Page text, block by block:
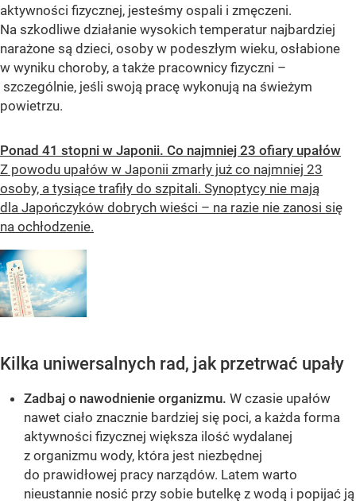
aktywności fizycznej, jesteśmy ospali i zmęczeni.
Na szkodliwe działanie wysokich temperatur najbardziej
narażone są dzieci, osoby w podeszłym wieku, osłabione
w wyniku choroby, a także pracownicy fizyczni –
szczególnie, jeśli swoją pracę wykonują na świeżym
powietrzu.
Ponad 41 stopni w Japonii. Co najmniej 23 ofiary upałów
Z powodu upałów w Japonii zmarły już co najmniej 23
osoby, a tysiące trafiły do szpitali. Synoptycy nie mają
dla Japończyków dobrych wieści – na razie nie zanosi się
na ochłodzenie.
Kilka uniwersalnych rad, jak przetrwać upały
Zadbaj o nawodnienie organizmu. W czasie upałów
nawet ciało znacznie bardziej się poci, a każda forma
aktywności fizycznej większa ilość wydalanej
z organizmu wody, która jest niezbędnej
do prawidłowej pracy narządów. Latem warto
nieustannie nosić przy sobie butelkę z wodą i popijać ją